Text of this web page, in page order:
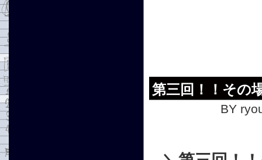
第三回！！その
BY